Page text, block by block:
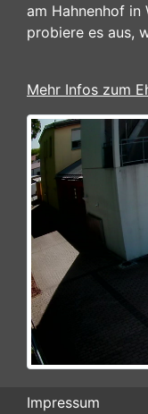
am Hahnenhof in
probiere es aus,
Mehr Infos zum
Impressum